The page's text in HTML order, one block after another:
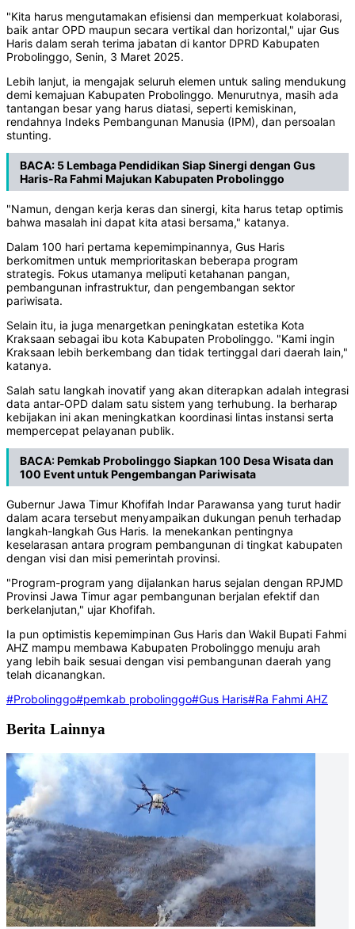
"Kita harus mengutamakan efisiensi dan memperkuat kolaborasi,
baik antar OPD maupun secara vertikal dan horizontal," ujar Gus
Haris dalam serah terima jabatan di kantor DPRD Kabupaten
Probolinggo, Senin, 3 Maret 2025.
Lebih lanjut, ia mengajak seluruh elemen untuk saling mendukung
demi kemajuan Kabupaten Probolinggo. Menurutnya, masih ada
tantangan besar yang harus diatasi, seperti kemiskinan,
rendahnya Indeks Pembangunan Manusia (IPM), dan persoalan
stunting.
BACA: 5 Lembaga Pendidikan Siap Sinergi dengan Gus
Haris-Ra Fahmi Majukan Kabupaten Probolinggo
"Namun, dengan kerja keras dan sinergi, kita harus tetap optimis
bahwa masalah ini dapat kita atasi bersama," katanya.
Dalam 100 hari pertama kepemimpinannya, Gus Haris
berkomitmen untuk memprioritaskan beberapa program
strategis. Fokus utamanya meliputi ketahanan pangan,
pembangunan infrastruktur, dan pengembangan sektor
pariwisata.
Selain itu, ia juga menargetkan peningkatan estetika Kota
Kraksaan sebagai ibu kota Kabupaten Probolinggo. "Kami ingin
Kraksaan lebih berkembang dan tidak tertinggal dari daerah lain,"
katanya.
Salah satu langkah inovatif yang akan diterapkan adalah integrasi
data antar-OPD dalam satu sistem yang terhubung. Ia berharap
kebijakan ini akan meningkatkan koordinasi lintas instansi serta
mempercepat pelayanan publik.
BACA:Pemkab Probolinggo Siapkan 100 Desa Wisata dan
100 Event untuk Pengembangan Pariwisata
Gubernur Jawa Timur Khofifah Indar Parawansa yang turut hadir
dalam acara tersebut menyampaikan dukungan penuh terhadap
langkah-langkah Gus Haris. Ia menekankan pentingnya
keselarasan antara program pembangunan di tingkat kabupaten
dengan visi dan misi pemerintah provinsi.
"Program-program yang dijalankan harus sejalan dengan RPJMD
Provinsi Jawa Timur agar pembangunan berjalan efektif dan
berkelanjutan," ujar Khofifah.
Ia pun optimistis kepemimpinan Gus Haris dan Wakil Bupati Fahmi
AHZ mampu membawa Kabupaten Probolinggo menuju arah
yang lebih baik sesuai dengan visi pembangunan daerah yang
telah dicanangkan.
#Probolinggo#pemkab probolinggo#Gus Haris#Ra Fahmi AHZ
Berita Lainnya